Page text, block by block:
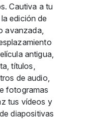
Cautiva a tu
edición de
avanzada,
antigua,
títulos,
de audio,
fotogramas
tus vídeos y
diapositivas